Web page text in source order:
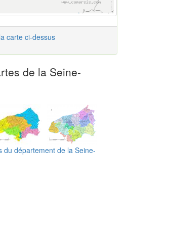
carte ci-dessus
de la Seine-
du département de la Seine-